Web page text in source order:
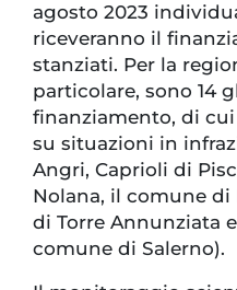
agosto 2023
riceveranno il
stanziati. Per la
particolare, sono 14
finanziamento, di
su situazioni in
Angri, Caprioli di
Nolana, il comune
di Torre Annunziata
comune di Salerno).